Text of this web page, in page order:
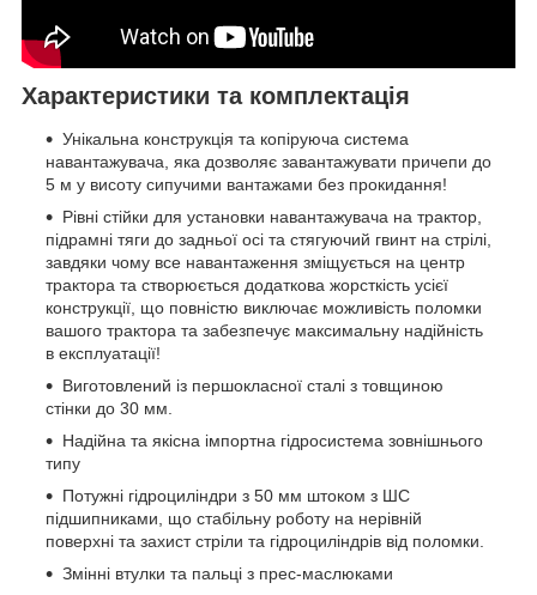
Характеристики та комплектація
Унікальна конструкція та копіруюча система
навантажувача, яка дозволяє завантажувати причепи до
5 м у висоту сипучими вантажами без прокидання!
Рівні стійки для установки навантажувача на трактор,
підрамні тяги до задньої осі та стягуючий гвинт на стрілі,
завдяки чому все навантаження зміщується на центр
трактора та створюється додаткова жорсткість усієї
конструкції, що повністю виключає можливість поломки
вашого трактора та забезпечує максимальну надійність
в експлуатації!
Виготовлений із першокласної сталі з товщиною
стінки до 30 мм.
Надійна та якісна імпортна гідросистема зовнішнього
типу
Потужні гідроциліндри з 50 мм штоком з ШС
підшипниками, що стабільну роботу на нерівній
поверхні та захист стріли та гідроциліндрів від поломки.
Змінні втулки та пальці з прес-маслюками